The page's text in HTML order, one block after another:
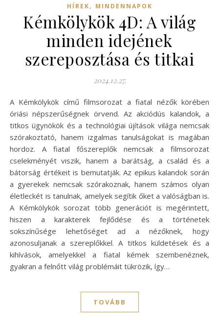
HÍREK, MINDENNAPOK
Kémkölykök 4D: A világ
minden idejének
szereposztása és titkai
2024.12.27.
A Kémkölykök című filmsorozat a fiatal nézők körében
óriási népszerűségnek örvend. Az akciódús kalandok, a
titkos ügynökök és a technológiai újítások világa nemcsak
szórakoztató, hanem izgalmas tanulságokat is magában
hordoz. A fiatal főszereplők nemcsak a filmsorozat
cselekményét viszik, hanem a barátság, a család és a
bátorság értékeit is bemutatják. Az epikus kalandok során
a gyerekek nemcsak szórakoznak, hanem számos olyan
életleckét is tanulnak, amelyek segítik őket a valóságban is.
A Kémkölykök sorozat több generációt is megérintett,
hiszen a karakterek fejlődése és a történetek
sokszínűsége lehetőséget ad a nézőknek, hogy
azonosuljanak a szereplőkkel. A titkos küldetések és a
kihívások, amelyekkel a fiatal kémek szembenéznek,
gyakran a felnőtt világ problémáit tükrözik, így…
TOVÁBB